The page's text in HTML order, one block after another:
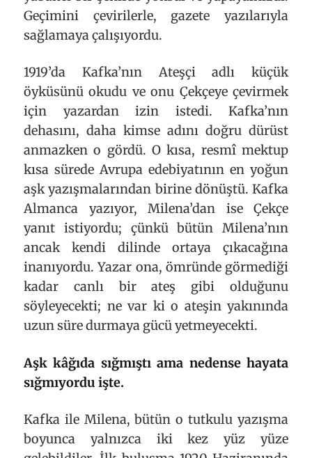
Geçimini çevirilerle, gazete yazılarıyla
sağlamaya çalışıyordu.
1919’da Kafka’nın Ateşçi adlı küçük
öyküsünü okudu ve onu Çekçeye çevirmek
için yazardan izin istedi. Kafka’nın
dehasını, daha kimse adını doğru dürüst
anmazken o gördü. O kısa, resmî mektup
kısa sürede Avrupa edebiyatının en yoğun
aşk yazışmalarından birine dönüştü. Kafka
Almanca yazıyor, Milena’dan ise Çekçe
yanıt istiyordu; çünkü bütün Milena’nın
ancak kendi dilinde ortaya çıkacağına
inanıyordu. Yazar ona, ömründe görmediği
kadar canlı bir ateş gibi olduğunu
söyleyecekti; ne var ki o ateşin yakınında
uzun süre durmaya gücü yetmeyecekti.
Aşk kâğıda sığmıştı ama nedense hayata
sığmıyordu işte.
Kafka ile Milena, bütün o tutkulu yazışma
boyunca yalnızca iki kez yüz yüze